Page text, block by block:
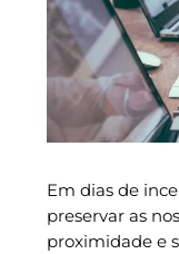
Em dias de
preservar as
proximidade e